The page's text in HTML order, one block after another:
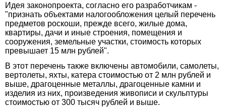
Идея законопроекта, согласно его разработчикам -
"признать объектами налогообложения целый перечень
предметов роскоши, прежде всего, жилые дома,
квартиры, дачи и иные строения, помещения и
сооружения, земельные участки, стоимость которых
превышает 15 млн рублей".
В этот перечень также включены автомобили, самолеты,
вертолеты, яхты, катера стоимостью от 2 млн рублей и
выше, драгоценные металлы, драгоценные камни и
изделия из них, произведения живописи и скульптуры
стоимостью от 300 тысяч рублей и выше.